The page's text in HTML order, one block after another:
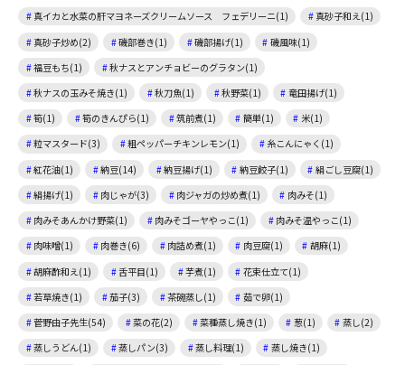
真イカと水菜の肝マヨネーズクリームソース フェデリーニ(1)
真砂子和え(1)
真砂子炒め(2)
磯部巻き(1) 磯部揚げ(1)
磯風味(1)
福豆もち(1)
秋ナスとアンチョビーのグラタン(1)
秋ナスの玉みそ焼き(1)
秋刀魚(1) 秋野菜(1)
竜田揚げ(1)
筍(1)
筍のきんぴら(1) 筑前煮(1) 簡単(1)
米(1)
粒マスタード(3)
粗ペッパーチキンレモン(1)
糸こんにゃく(1)
紅花油(1)
納豆(14) 納豆揚げ(1) 納豆餃子(1)
絹ごし豆腐(1)
絹揚げ(1)
肉じゃが(3) 肉ジャガの炒め煮(1)
肉みそ(1)
肉みそあんかけ野菜(1)
肉みそゴーヤやっこ(1)
肉みそ温やっこ(1)
肉味噌(1)
肉巻き(6) 肉詰め煮(1) 肉豆腐(1)
胡麻(1)
胡麻酢和え(1)
舌平目(1) 芋煮(1)
花束仕立て(1)
若草焼き(1)
茄子(3) 茶碗蒸し(1)
茹で卵(1)
菅野由子先生(54)
菜の花(2) 菜種蒸し焼き(1) 葱(1)
蒸し(2)
蒸しうどん(1)
蒸しパン(3) 蒸し料理(1)
蒸し焼き(1)